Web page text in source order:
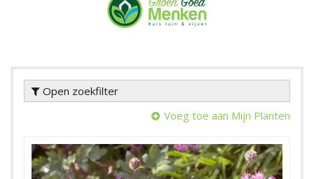
Open zoekfilter
Voeg toe aan Mijn Planten